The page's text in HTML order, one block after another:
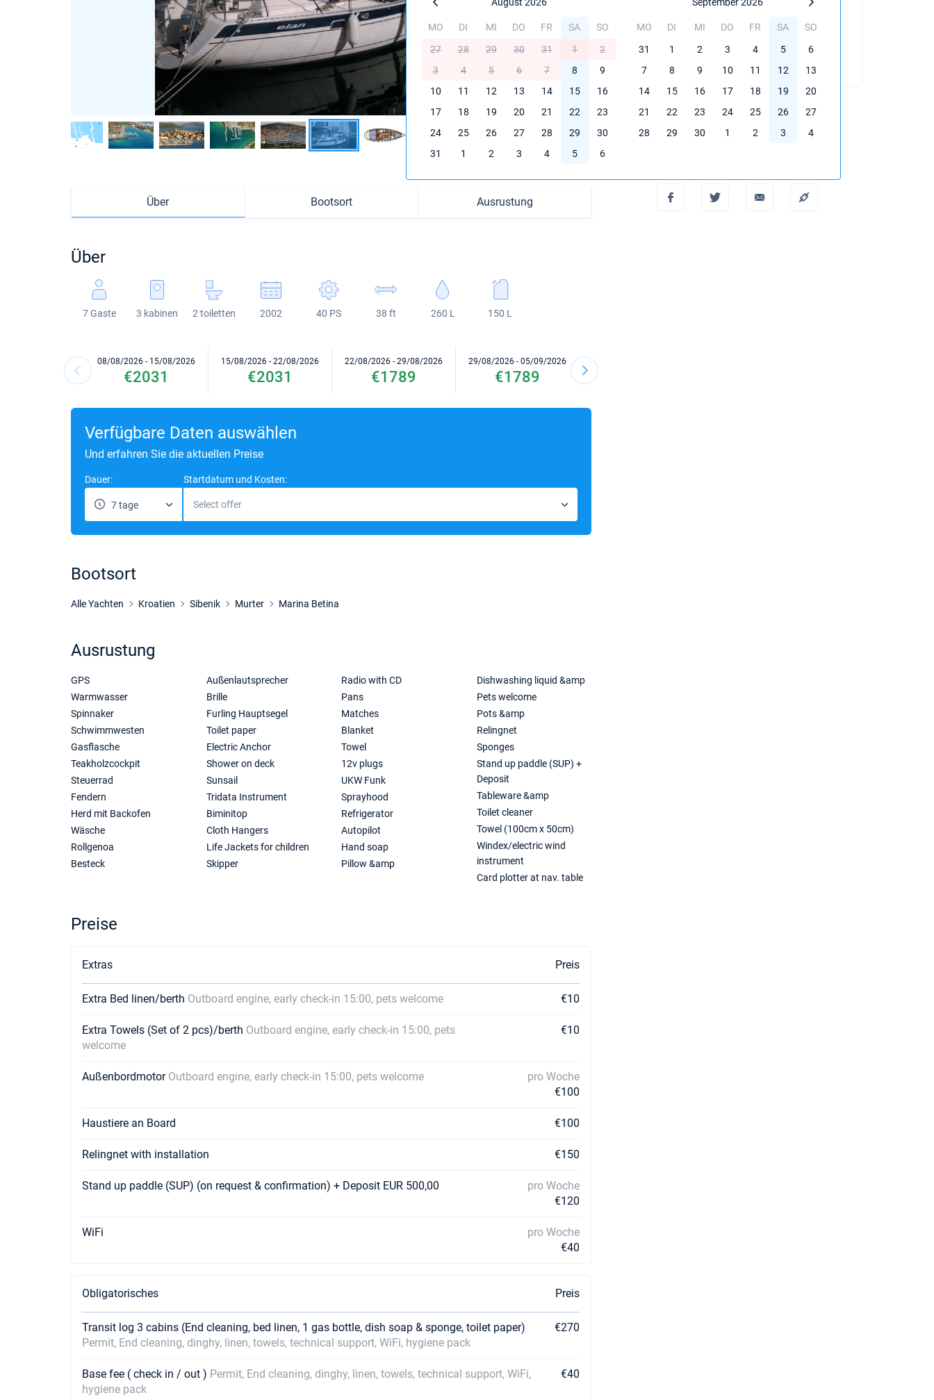
Über Bootsort Ausrustung
Über
7 Gaste 3 kabinen 2 toiletten 2002 40 PS 38 ft 260 L 150 L
08/08/2026 - 15/08/2026
€2031
15/08/2026 - 22/08/2026
€2031
22/08/2026 - 29/08/2026
€1789
29/08/2026 - 05/09/2026
€1789
05/09/2026 - 12/09/2026
Verfügbare Daten auswählen
Und erfahren Sie die aktuellen Preise
Dauer:
7 tage
Startdatum und Kosten:
Select offer
Bootsort
Alle Yachten Kroatien Sibenik Murter Marina Betina
Ausrustung
GPS
Warmwasser
Spinnaker
Schwimmwesten
Gasflasche
Teakholzcockpit
Steuerrad
Fendern
Herd mit Backofen
Wäsche
Rollgenoa
Besteck
Außenlautsprecher
Brille
Furling Hauptsegel
Toilet paper
Electric Anchor
Shower on deck
Sunsail
Tridata Instrument
Biminitop
Cloth Hangers
Life Jackets for children
Skipper
Radio with CD
Pans
Matches
Blanket
Towel
12v plugs
UKW Funk
Sprayhood
Refrigerator
Autopilot
Hand soap
Pillow &amp
Dishwashing liquid &amp
Pets welcome
Pots &amp
Relingnet
Sponges
Stand up paddle (SUP) +
Deposit
Tableware &amp
Toilet cleaner
Towel (100cm x 50cm)
Windex/electric wind
instrument
Card plotter at nav. table
Preise
Extras Preis
Extra Bed linen/berth Outboard engine, early check-in 15:00, pets welcome €10
Extra Towels (Set of 2 pcs)/berth Outboard engine, early check-in 15:00, pets
welcome
€10
Außenbordmotor Outboard engine, early check-in 15:00, pets welcome
pro Woche
€100
Haustiere an Board €100
Relingnet with installation €150
Stand up paddle (SUP) (on request & confirmation) + Deposit EUR 500,00
pro Woche
€120
WiFi
pro Woche
€40
Obligatorisches Preis
Transit log 3 cabins (End cleaning, bed linen, 1 gas bottle, dish soap & sponge, toilet paper)
Permit, End cleaning, dinghy, linen, towels, technical support, WiFi, hygiene pack
€270
Base fee ( check in / out ) Permit, End cleaning, dinghy, linen, towels, technical support, WiFi,
hygiene pack
€40
MO DI MI DO FR SA
SO
27
28 29 30 31 1
2
3
4 5 6 7 8
9
10
11 12 13 14 15
16
17
18 19 20 21 22
23
24
25 26 27 28 29
30
31
1 2 3 4 5 6
MO DI MI DO FR SA
SO
31
1 2 3 4 5
6
7
8 9 10 11 12
13
14
15 16 17 18 19
20
21
22 23 24 25 26
27
28
29 30 1 2 3 4
BUCHEN SIE DIESE YACHT